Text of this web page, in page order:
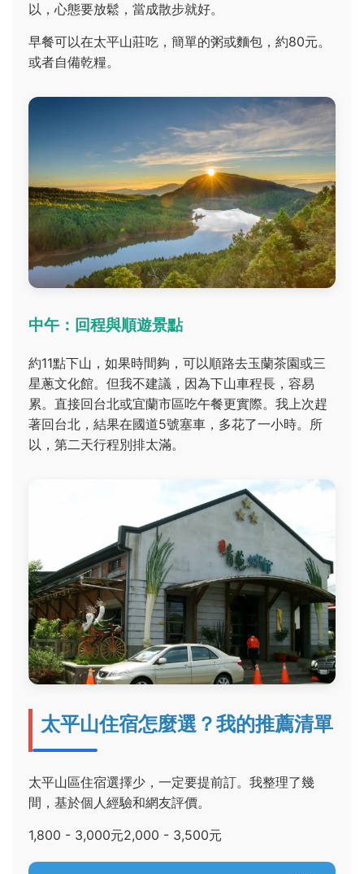
以，心態要放鬆，當成散步就好。
早餐可以在太平山莊吃，簡單的粥或麵包，約80元。
或者自備乾糧。
中午：回程與順遊景點
約11點下山，如果時間夠，可以順路去玉蘭茶園或三
星蔥文化館。但我不建議，因為下山車程長，容易
累。直接回台北或宜蘭市區吃午餐更實際。我上次趕
著回台北，結果在國道5號塞車，多花了一小時。所
以，第二天行程別排太滿。
太平山住宿怎麼選？我的推薦清單
太平山區住宿選擇少，一定要提前訂。我整理了幾
間，基於個人經驗和網友評價。
1,800 - 3,000元2,000 - 3,500元